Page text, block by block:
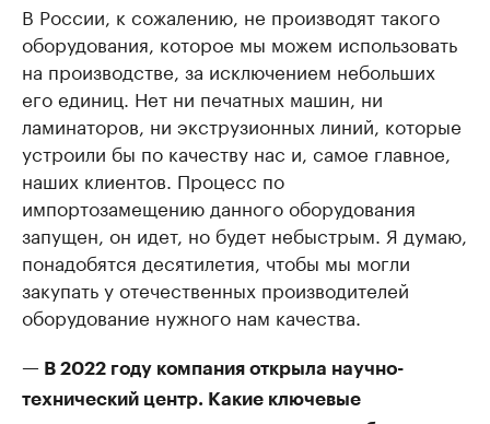
В России, к сожалению, не производят такого
оборудования, которое мы можем использовать
на производстве, за исключением небольших
его единиц. Нет ни печатных машин, ни
ламинаторов, ни экструзионных линий, которые
устроили бы по качеству нас и, самое главное,
наших клиентов. Процесс по
импортозамещению данного оборудования
запущен, он идет, но будет небыстрым. Я думаю,
понадобятся десятилетия, чтобы мы могли
закупать у отечественных производителей
оборудование нужного нам качества.
— В 2022 году компания открыла научно-
технический центр. Какие ключевые